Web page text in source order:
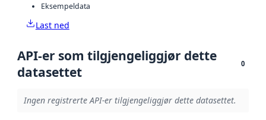
Eksempeldata
Last ned
API-er som tilgjengeliggjør dette
datasettet
0
Ingen registrerte API-er tilgjengeliggjør dette datasettet.